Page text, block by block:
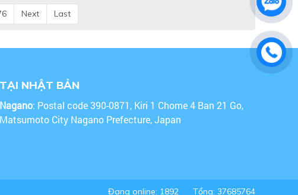
Next Last
TẠI NHẬT BẢN
Nagano: Postal code 390-0871, Kiri 1 Chome 4 Ban 21 Go,
Matsumoto City Nagano Prefecture, Japan
Đang online: 1892 Tổng: 37685764